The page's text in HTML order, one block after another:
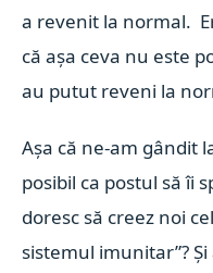
a revenit la normal.
că așa ceva nu este
au putut reveni la
Așa că ne-am gândit
posibil ca postul să îi
doresc să creez noi
sistemul imunitar”?